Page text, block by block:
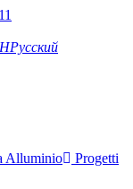
Русский
Alluminio
Progetti